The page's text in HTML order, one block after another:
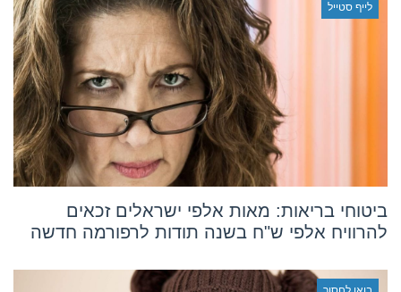
לייף סטייל
ביטוחי בריאות: מאות אלפי ישראלים זכאים
להרוויח אלפי ש"ח בשנה תודות לרפורמה חדשה